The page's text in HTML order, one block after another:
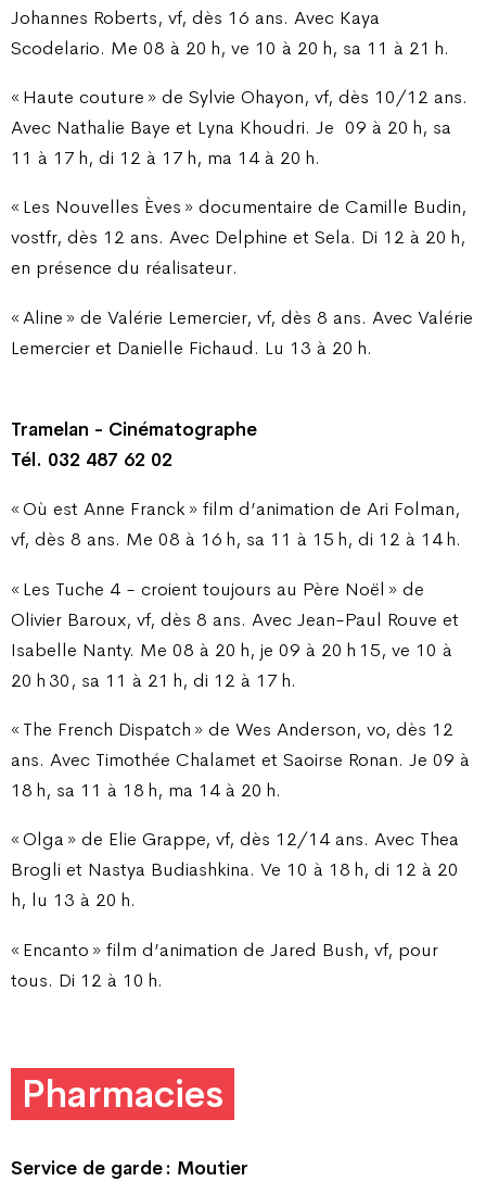
Johannes Roberts, vf, dès 16 ans. Avec Kaya
Scodelario. Me 08 à 20 h, ve 10 à 20 h, sa 11 à 21 h.
« Haute couture » de Sylvie Ohayon, vf, dès 10/12 ans.
Avec Nathalie Baye et Lyna Khoudri. Je 09 à 20 h, sa
11 à 17 h, di 12 à 17 h, ma 14 à 20 h.
« Les Nouvelles Èves » documentaire de Camille Budin,
vostfr, dès 12 ans. Avec Delphine et Sela. Di 12 à 20 h,
en présence du réalisateur.
« Aline » de Valérie Lemercier, vf, dès 8 ans. Avec Valérie
Lemercier et Danielle Fichaud. Lu 13 à 20 h.
Tramelan - Cinématographe
Tél. 032 487 62 02
« Où est Anne Franck » film d’animation de Ari Folman,
vf, dès 8 ans. Me 08 à 16 h, sa 11 à 15 h, di 12 à 14 h.
« Les Tuche 4 - croient toujours au Père Noël » de
Olivier Baroux, vf, dès 8 ans. Avec Jean-Paul Rouve et
Isabelle Nanty. Me 08 à 20 h, je 09 à 20 h 15, ve 10 à
20 h 30, sa 11 à 21 h, di 12 à 17 h.
« The French Dispatch » de Wes Anderson, vo, dès 12
ans. Avec Timothée Chalamet et Saoirse Ronan. Je 09 à
18 h, sa 11 à 18 h, ma 14 à 20 h.
« Olga » de Elie Grappe, vf, dès 12/14 ans. Avec Thea
Brogli et Nastya Budiashkina. Ve 10 à 18 h, di 12 à 20
h, lu 13 à 20 h.
« Encanto » film d’animation de Jared Bush, vf, pour
tous. Di 12 à 10 h.
Pharmacies
Service de garde : Moutier